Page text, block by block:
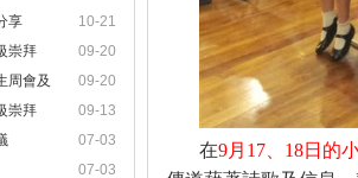
10-21
享
09-20
崇拜
09-20
周會及
09-13
崇拜
07-03
07-03
在9月 17 18日的